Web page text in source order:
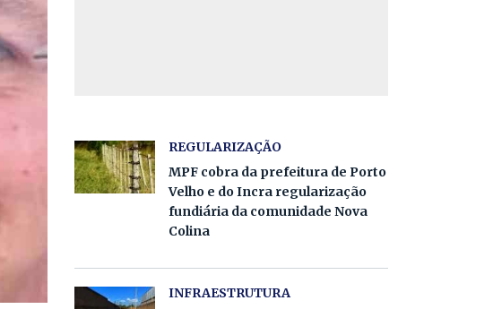
REGULARIZAÇÃO
MPF cobra da prefeitura de Porto
Velho e do Incra regularização
fundiária da comunidade Nova
Colina
INFRAESTRUTURA